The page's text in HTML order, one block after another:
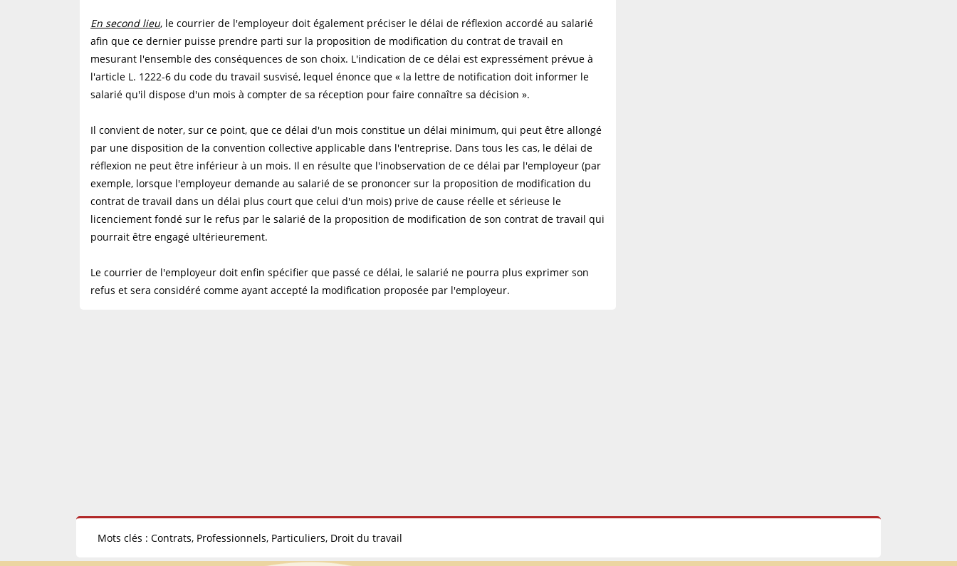
En second lieu, le courrier de l'employeur doit également préciser le délai de réflexion accordé au salarié
afin que ce dernier puisse prendre parti sur la proposition de modification du contrat de travail en
mesurant l'ensemble des conséquences de son choix. L'indication de ce délai est expressément prévue à
l'article L. 1222-6 du code du travail susvisé, lequel énonce que « la lettre de notification doit informer le
salarié qu'il dispose d'un mois à compter de sa réception pour faire connaître sa décision ».
Il convient de noter, sur ce point, que ce délai d'un mois constitue un délai minimum, qui peut être allongé
par une disposition de la convention collective applicable dans l'entreprise. Dans tous les cas, le délai de
réflexion ne peut être inférieur à un mois. Il en résulte que l'inobservation de ce délai par l'employeur (par
exemple, lorsque l'employeur demande au salarié de se prononcer sur la proposition de modification du
contrat de travail dans un délai plus court que celui d'un mois) prive de cause réelle et sérieuse le
licenciement fondé sur le refus par le salarié de la proposition de modification de son contrat de travail qui
pourrait être engagé ultérieurement.
Le courrier de l'employeur doit enfin spécifier que passé ce délai, le salarié ne pourra plus exprimer son
refus et sera considéré comme ayant accepté la modification proposée par l'employeur.
Mots clés : Contrats, Professionnels, Particuliers, Droit du travail